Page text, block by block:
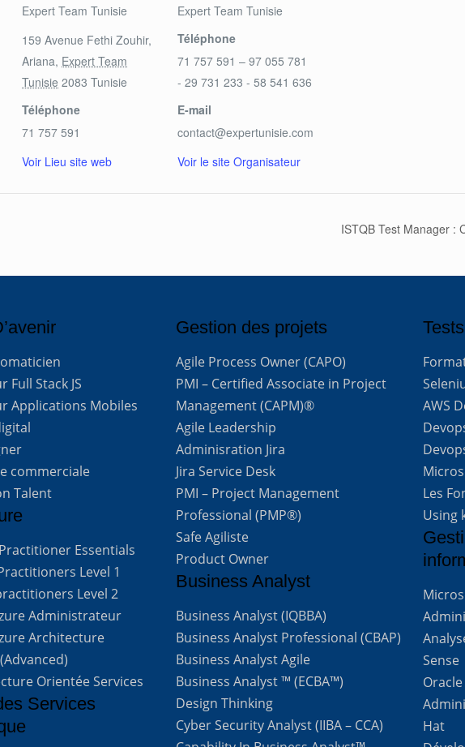
Expert Team Tunisie
159 Avenue Fethi Zouhir,
Ariana, Expert Team
Tunisie 2083 Tunisie
Téléphone
71 757 591
Voir Lieu site web
Expert Team Tunisie
Téléphone
71 757 591 – 97 055 781
- 29 731 233 - 58 541 636
E-mail
contact@expertunisie.com
Voir le site Organisateur
ISTQB Test Manager :
Full Stack JS
Applications Mobiles
commerciale
Talent
Essentials
Level 1
Level 2
Administrateur
Architecture
Orientée Services
Services
Gestion des projets
Agile Process Owner (CAPO)
PMI – Certified Associate in Project
Management (CAPM)®
Agile Leadership
Adminisration Jira
Jira Service Desk
PMI – Project Management
Professional (PMP®)
Safe Agiliste
Product Owner
Business Analyst
Business Analyst (IQBBA)
Business Analyst Professional (CBAP)
Business Analyst Agile
Business Analyst ™ (ECBA™)
Design Thinking
Cyber Security Analyst (IIBA – CCA)
AWS
Les
Using
Sense
Hat